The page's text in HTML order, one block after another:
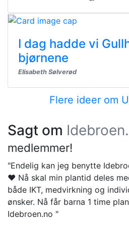
I dag hadde vi
bjørnene
Elisabeth Sølverød
Flere ideer om
Sagt om
medlemmer!
"Endelig kan jeg benytte
❤️ Nå skal min plantid deles
både IKT, medvirkning og
ønsker. Nå får barna 1 time
Idebroen.no "